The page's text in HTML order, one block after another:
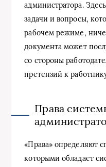
администратора.
задачи и вопросы,
рабочем режиме,
документа может
со стороны
претензий к
Права
«Права» определяют
которыми обладает